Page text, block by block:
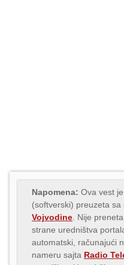
Napomena: Ova vest
(softverski) preuzeta sa
Vojvodine . Nije
strane uredništva
automatski, računajući
nameru sajta Radio